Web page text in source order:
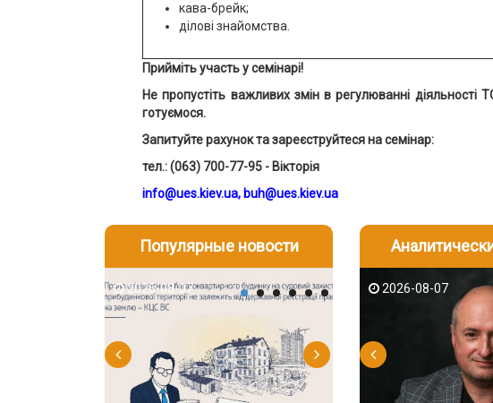
кава-брейк;
ділові знайомства.
Прийміть участь у семінарі!
Не пропустіть важливих змін в регулюванні
готуємося.
Запитуйте рахунок та зареєструйтеся на семінар:
тел.:(063) 700-77-95 - Вікторія
info@ues.kiev.ua, buh@ues.kiev.uа
Популярные новости
2026-08-07 2026-08-06
2026-08-03 2026-08-07
2026-08-05